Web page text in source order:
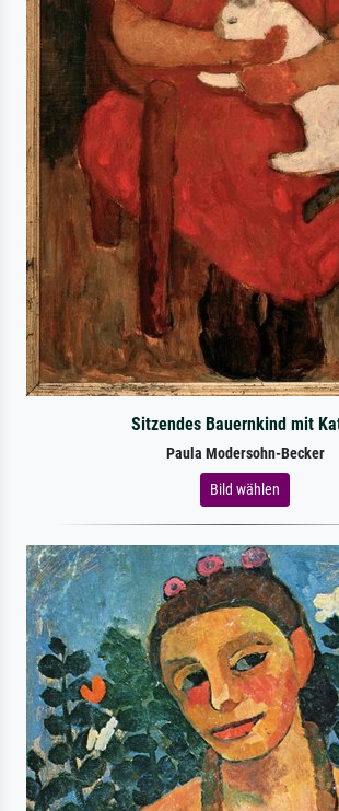
Sitzendes Bauernkind mit
Paula Modersohn-Becker
Bild wählen